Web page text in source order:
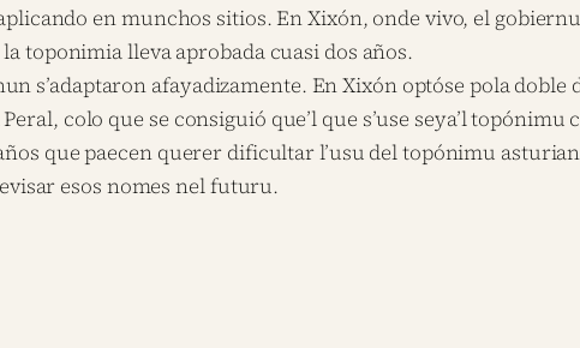
en munchos sitios. En Xixón, onde vivo, el
toponimia lleva aprobada cuasi dos años.
s’adaptaron afayadizamente. En Xixón optóse pola doble
colo que se consiguió que’l que s’use seya’l topónimu
que paecen querer dificultar l’usu del topónimu
esos nomes nel futuru.